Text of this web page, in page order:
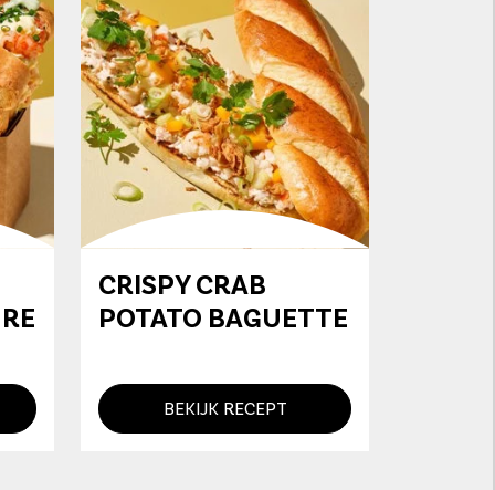
CRISPY CRAB
POTATO BAGUETTE
BEKIJK RECEPT